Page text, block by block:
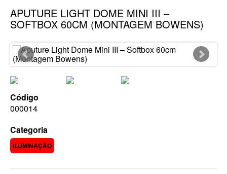
APUTURE LIGHT DOME MINI III –
SOFTBOX 60CM (MONTAGEM BOWENS)
Código
000014
Categoria
ILUMINAÇÃO